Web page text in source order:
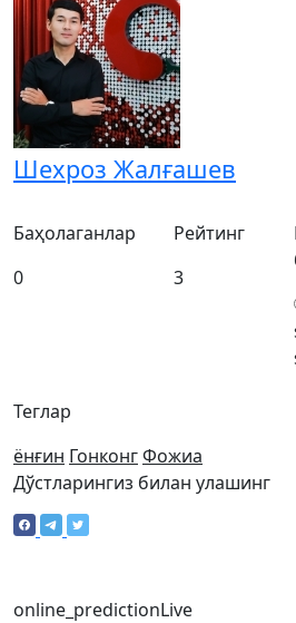
Шехроз Жалғашев
Теглар
ёнғин ГонконгФожиа
Баҳолаганлар
0
Рейтинг
3
Дўстларингиз билан улашинг
online_predictionLive